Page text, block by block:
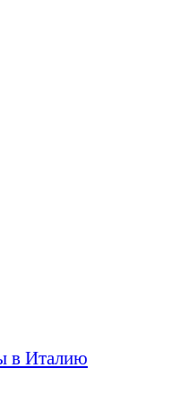
в Италию